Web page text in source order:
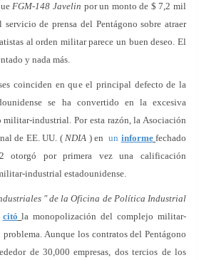
FGM-148 Javelin por un monto de $ 7,2 mil
de prensa del Pentágono sobre atraer
al orden militar parece un buen deseo. El
y nada más.
coinciden en que el principal defecto de la
se ha convertido en la excesiva
industrial. Por esta razón, la Asociación
de EE. UU. ( NDIA ) en un informe fechado
otorgó por primera vez una calificación
industrial estadounidense.
" de la Oficina de Política Industrial
citó la monopolización del complejo militar-
Aunque los contratos del Pentágono
de 30,000 empresas, dos tercios de los